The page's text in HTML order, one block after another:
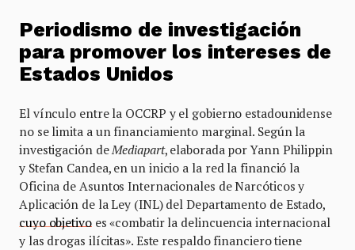
Periodismo de investigación
para promover los intereses de
Estados Unidos
El vínculo entre la OCCRP y el gobierno estadounidense
no se limita a un financiamiento marginal. Según la
investigación deMediapart, elaborada por Yann Philippin
y Stefan Candea, en un inicio a la red la financió la
Oficina de Asuntos Internacionales de Narcóticos y
Aplicación de la Ley (INL) del Departamento de Estado,
cuyo objetivoes «combatir la delincuencia internacional
y las drogas ilícitas». Este respaldo financiero tiene